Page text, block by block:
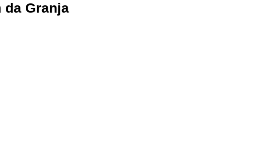
da Granja